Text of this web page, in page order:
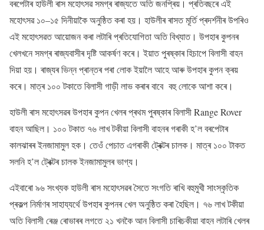
বৰপেটাৰ হাউলী ৰাস মহোৎসৱ সমগ্ৰ ৰাজ্যতে অতি জনপ্ৰিয়। প্ৰতিবছৰে এই
মহোৎসৱ ১০–১৫ দিনীয়াকৈ অনুষ্ঠিত কৰা হয়। হাউলীৰ ৰাসত মূৰ্তি প্ৰদৰ্শনীৰ উপৰিও
এই মহোৎসৱত আয়োজন কৰা লটাৰি প্ৰতিযোগিতা অতি বিখ্যাত। উপহাৰ কুপনৰ
খেলখনে সমগ্ৰ ৰাজ্যবাসীৰ দৃষ্টি আকৰ্ষণ কৰে। ইয়াত পুৰষ্কাৰ হিচাপে বিলাসী বাহন
দিয়া হয়। ৰাজ্যৰ ভিন্ন প্ৰান্তৰ পৰা লোক ইয়ালৈ আহে আৰু উপহাৰ কুপন ক্ৰয়
কৰে। মাত্ৰ ১০০ টকাতে বিলাসী গাড়ী লাভ কৰাৰ বাবে বহু লোকে আশা কৰে।
হাউলী ৰাস মহোৎসৱৰ উপহাৰ কুপন খেলৰ প্ৰথম পুৰষ্কাৰ বিলাসী Range Rover
বাহন আছিল। ১০০ টকাত ৭৬ লাখ টকীয়া বিলাসী বাহনৰ গৰাকী হ’ল বৰপেটাৰ
কালঝাৰৰ ইনজামামুল হক। তেওঁ পেচাত এগৰাকী ট্ৰেক্টৰ চালক। মাত্ৰ ১০০ টাকত
সলনি হ’ল ট্ৰেক্টৰ চালক ইনজামামুলৰ ভাগ্য।
এইবাৰো ৯৬ সংখ্যক হাউলী ৰাস মহোৎসৱৰ সৈতে সংগতি ৰাখি বহুমুখী সাংস্কৃতিক
প্ৰকল্প নিৰ্মাণৰ সাহায্যৰ্থে উপহাৰ কুপনৰ খেল অনুষ্ঠিত কৰা হৈছিল। ৭৬ লাখ টকীয়া
অতি বিলাসী ৰেঞ্জ ৰোভাৰৰ লগতে ২১ খনকৈ আন বিলাসী চাৰিচকীয়া বাহন লটাৰি খেলৰ